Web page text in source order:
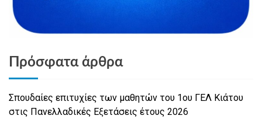
Πρόσφατα άρθρα
Σπουδαίες επιτυχίες των μαθητών του 1ου ΓΕΛ Κιάτου
στις Πανελλαδικές Εξετάσεις έτους 2026